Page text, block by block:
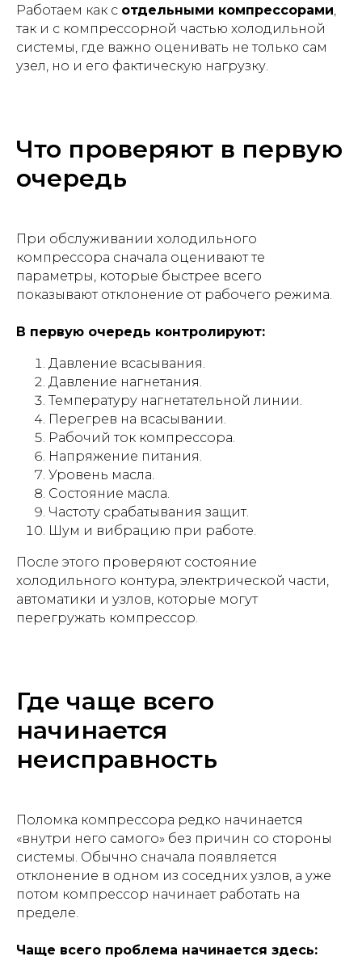
Работаем как с отдельными компрессорами
так и с компрессорной частью холодильной
системы, где важно оценивать не только сам
узел, но и его фактическую нагрузку.
Что проверяют в первую
очередь
При обслуживании холодильного
компрессора сначала оценивают те
параметры, которые быстрее всего
показывают отклонение от рабочего режима.
В первую очередь контролируют:
Давление всасывания.
Давление нагнетания.
Температуру нагнетательной линии.
Перегрев на всасывании.
Рабочий ток компрессора.
Напряжение питания.
Уровень масла.
Состояние масла.
Частоту срабатывания защит.
Шум и вибрацию при работе.
После этого проверяют состояние
холодильного контура, электрической части,
автоматики и узлов, которые могут
перегружать компрессор.
Где чаще всего
начинается
неисправность
Поломка компрессора редко начинается
«внутри него самого» без причин со стороны
системы. Обычно сначала появляется
отклонение в одном из соседних узлов, а уже
потом компрессор начинает работать на
пределе.
Чаще всего проблема начинается здесь: